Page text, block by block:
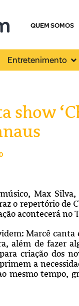
QUEM SOMOS
Entretenimento
show
Max Silva,
o repertório de
acontecerá no
Marcê
além de fazer
criação dos
a
mesmo tempo,